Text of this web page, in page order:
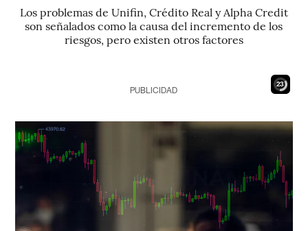
Los problemas de Unifin, Crédito Real y Alpha Credit
son señalados como la causa del incremento de los
riesgos, pero existen otros factores
21
PUBLICIDAD